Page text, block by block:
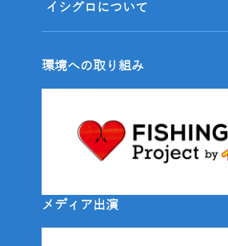
イシグロについて
環境への取り組み
メディア出演